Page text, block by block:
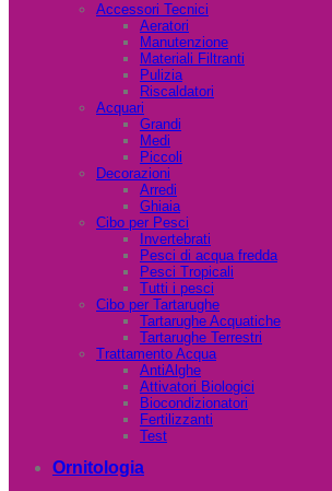
Accessori Tecnici
Aeratori
Manutenzione
Materiali Filtranti
Pulizia
Riscaldatori
Acquari
Grandi
Medi
Piccoli
Decorazioni
Arredi
Ghiaia
Cibo per Pesci
Invertebrati
Pesci di acqua fredda
Pesci Tropicali
Tutti i pesci
Cibo per Tartarughe
Tartarughe Acquatiche
Tartarughe Terrestri
Trattamento Acqua
AntiAlghe
Attivatori Biologici
Biocondizionatori
Fertilizzanti
Test
Ornitologia